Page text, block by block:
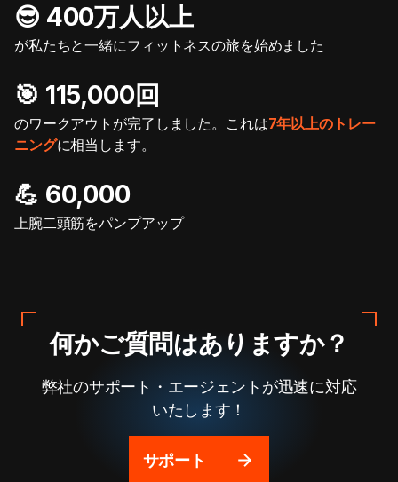
😎 400万人以上
が私たちと一緒にフィットネスの旅を始めました
🎯️ 115,000回
のワークアウトが完了しました。これは7年以上のトレー
ニングに相当します。
💪 60,000
上腕二頭筋をパンプアップ
何かご質問はありますか？
弊社のサポート・エージェントが迅速に対応
いたします！
サポート